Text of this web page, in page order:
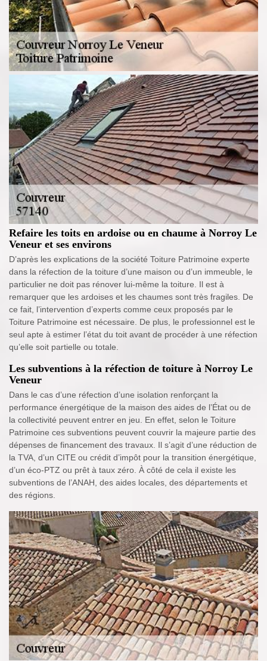
Refaire les toits en ardoise ou en chaume à Norroy Le
Veneur et ses environs
D’après les explications de la société Toiture Patrimoine experte
dans la réfection de la toiture d’une maison ou d’un immeuble, le
particulier ne doit pas rénover lui-même la toiture. Il est à
remarquer que les ardoises et les chaumes sont très fragiles. De
ce fait, l’intervention d’experts comme ceux proposés par le
Toiture Patrimoine est nécessaire. De plus, le professionnel est le
seul apte à estimer l’état du toit avant de procéder à une réfection
qu’elle soit partielle ou totale.
Les subventions à la réfection de toiture à Norroy Le
Veneur
Dans le cas d’une réfection d’une isolation renforçant la
performance énergétique de la maison des aides de l’État ou de
la collectivité peuvent entrer en jeu. En effet, selon le Toiture
Patrimoine ces subventions peuvent couvrir la majeure partie des
dépenses de financement des travaux. Il s’agit d’une réduction de
la TVA, d’un CITE ou crédit d’impôt pour la transition énergétique,
d’un éco-PTZ ou prêt à taux zéro. À côté de cela il existe les
subventions de l’ANAH, des aides locales, des départements et
des régions.